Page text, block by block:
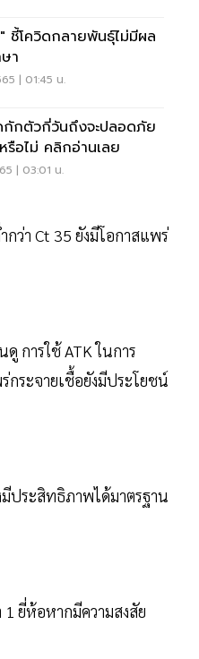
ชี้โควิดกลายพันธุ์ไม่มีผล
า
| 01:45 น.
กักตัวกี่วันถึงจะปลอดภัย
รือไม่ คลิกอ่านเลย
| 03:01 น.
ว่า Ct 35 ยังมีโอกาสแพร่
การใช้ ATK ในการ
กระจายเชื้อยังมีประโยชน์
ประสิทธิภาพได้มาตรฐาน
1 ยี่ห้อหากมีความสงสัย